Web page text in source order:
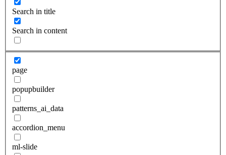
Search in title
Search in content
page
popupbuilder
patterns_ai_data
accordion_menu
ml-slide